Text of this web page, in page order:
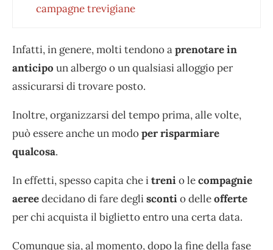
campagne trevigiane
Infatti, in genere, molti tendono aprenotare in
anticipo un albergo o un qualsiasi alloggio per
assicurarsi di trovare posto.
Inoltre, organizzarsi del tempo prima, alle volte,
può essere anche un modoper risparmiare
qualcosa.
In effetti, spesso capita che itrenio lecompagnie
aereedecidano di fare degliscontio delleofferte
per chi acquista il biglietto entro una certa data.
Comunque sia, al momento, dopo la fine della fase